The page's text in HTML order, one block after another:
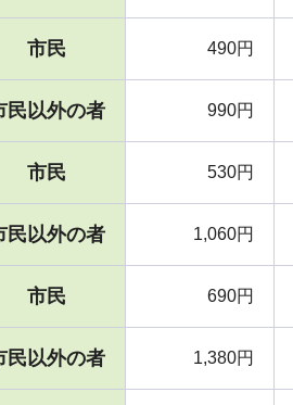
市民 490円
民以外の者 990円
市民 530円
民以外の者 1,060円
市民 690円
民以外の者 1,380円